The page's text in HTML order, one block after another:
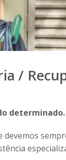
/
determinado.